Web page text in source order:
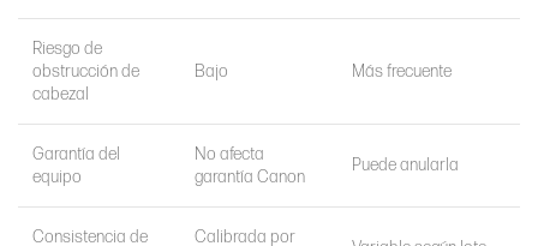
Riesgo de
obstrucción de
cabezal
Bajo Más frecuente
Garantía del
equipo
No afecta
garantía Canon
Puede anularla
Consistencia de Calibrada por